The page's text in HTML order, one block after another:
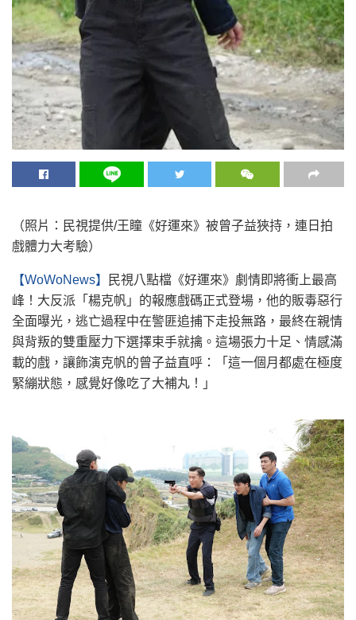
（照片：民視提供/王瞳《好運來》被曾子益狹持，連日拍
戲體力大考驗）
【WoWoNews】
民視八點檔《好運來》劇情即將衝上最高
峰！大反派「楊克帆」的報應戲碼正式登場，他的販毒惡行
全面曝光，逃亡過程中在警匪追捕下走投無路，最終在親情
與背叛的雙重壓力下選擇束手就擒。這場張力十足、情感滿
載的戲，讓飾演克帆的曾子益直呼：「這一個月都處在極度
緊繃狀態，感覺好像吃了大補丸！」